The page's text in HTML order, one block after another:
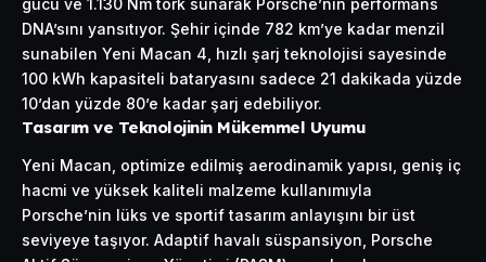
gücü ve 1.130 Nm tork sunarak Porsche’nin performans
DNA’sını yansıtıyor. Şehir içinde 782 km’ye kadar menzil
sunabilen Yeni Macan 4, hızlı şarj teknolojisi sayesinde
100 kWh kapasiteli bataryasını sadece 21 dakikada yüzde
10’dan yüzde 80’e kadar şarj edebiliyor.
Tasarım ve Teknolojinin Mükemmel Uyumu
Yeni Macan, optimize edilmiş aerodinamik yapısı, geniş iç
hacmi ve yüksek kaliteli malzeme kullanımıyla
Porsche’nin lüks ve sportif tasarım anlayışını bir üst
seviyeye taşıyor. Adaptif havalı süspansiyon, Porsche